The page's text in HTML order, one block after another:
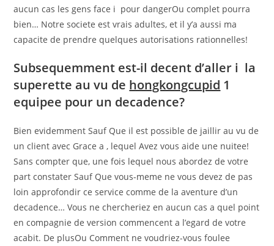
aucun cas les gens face i pour dangerOu complet pourra
bien… Notre societe est vrais adultes, et il y’a aussi ma
capacite de prendre quelques autorisations rationnelles!
Subsequemment est-il decent d’aller i la
superette au vu de hongkongcupid 1
equipee pour un decadence?
Bien evidemment Sauf Que il est possible de jaillir au vu de
un client avec Grace a , lequel Avez vous aide une nuitee!
Sans compter que, une fois lequel nous abordez de votre
part constater Sauf Que vous-meme ne vous devez de pas
loin approfondir ce service comme de la aventure d’un
decadence… Vous ne chercheriez en aucun cas a quel point
en compagnie de version commencent a l’egard de votre
acabit. De plusOu Comment ne voudriez-vous foulee